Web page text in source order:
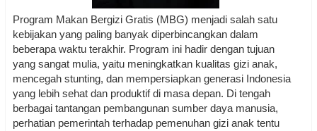
Program Makan Bergizi Gratis (MBG) menjadi salah satu
kebijakan yang paling banyak diperbincangkan dalam
beberapa waktu terakhir. Program ini hadir dengan tujuan
yang sangat mulia, yaitu meningkatkan kualitas gizi anak,
mencegah stunting, dan mempersiapkan generasi Indonesia
yang lebih sehat dan produktif di masa depan. Di tengah
berbagai tantangan pembangunan sumber daya manusia,
perhatian pemerintah terhadap pemenuhan gizi anak tentu